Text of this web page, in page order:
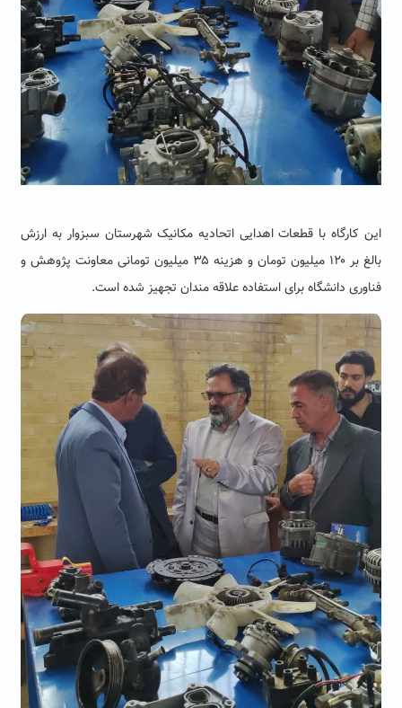
این کارگاه با قطعات اهدایی اتحادیه مکانیک شهرستان سبزوار به ارزش
بالغ بر ۱۲۰ میلیون تومان و هزینه ۳۵ میلیون تومانی معاونت پژوهش و
فناوری دانشگاه برای استفاده علاقه مندان تجهیز شده است.